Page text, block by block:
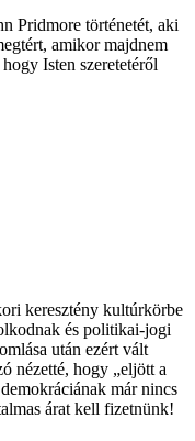
Pridmore történetét, aki
amikor majdnem
Isten szeretetéről
keresztény kultúrkörbe
és politikai-jogi
után ezért vált
nézetté, hogy „eljött a
már nincs
árat kell fizetnünk!